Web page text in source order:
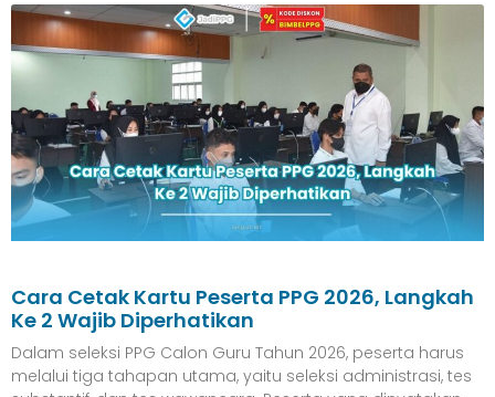
Cara Cetak Kartu Peserta PPG 2026, Langkah
Ke 2 Wajib Diperhatikan
Dalam seleksi PPG Calon Guru Tahun 2026, peserta harus
melalui tiga tahapan utama, yaitu seleksi administrasi, tes